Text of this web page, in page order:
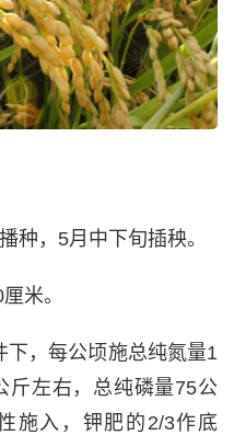
种，5月中下旬插秧。
米。
下，每公顷施总纯氮量1
斤左右，总纯磷量75公
施入，钾肥的2/3作底